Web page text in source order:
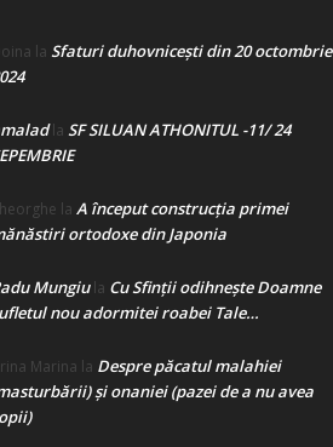
la Sfaturi duhovnicești din 20 octombrie
la SF SILUAN ATHONITUL -11/ 24
la A început construcţia primei
ortodoxe din Japonia
Mungiula Cu Sfinții odihnește Doamne
nou adormitei roabei Tale…
Marina la Despre păcatul malahiei
şi onaniei (pazei de a nu avea